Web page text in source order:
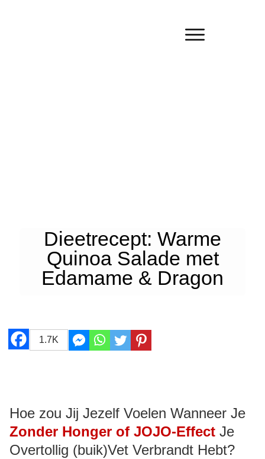
Dieetrecept: Warme
Quinoa Salade met
Edamame & Dragon
1.7K
Hoe zou Jij Jezelf Voelen Wanneer Je
Zonder Honger of JOJO-Effect Je
Overtollig (buik)Vet Verbrandt Hebt?